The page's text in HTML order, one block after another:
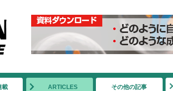
載 ARTICLES その他の記事